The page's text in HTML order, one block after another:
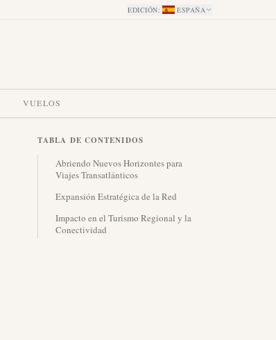
EDICIÓN: ESPAÑA
VUELOS
TABLA DE CONTENIDOS
Abriendo Nuevos Horizontes para
Viajes Transatlánticos
Expansión Estratégica de la Red
Impacto en el Turismo Regional y la
Conectividad